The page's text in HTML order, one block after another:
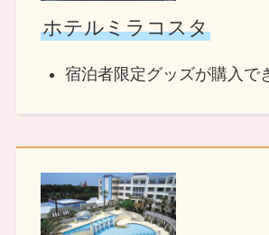
ホテルミラコスタ
宿泊者限定グッズが購入で